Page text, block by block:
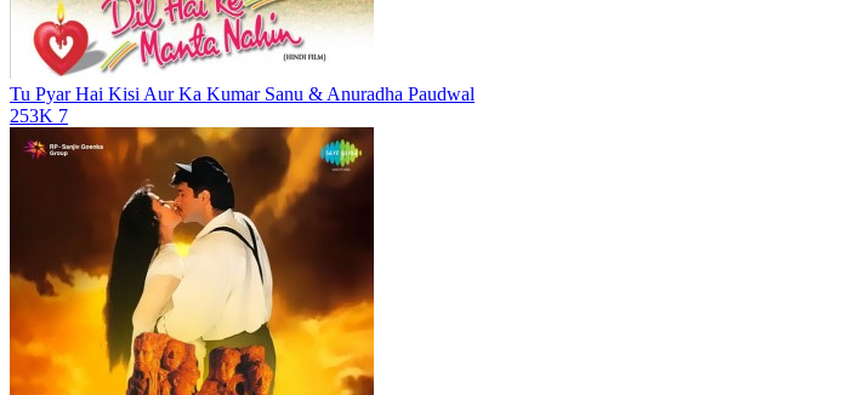
Tu Pyar Hai Kisi Aur Ka Kumar Sanu & Anuradha Paudwal
253K 7